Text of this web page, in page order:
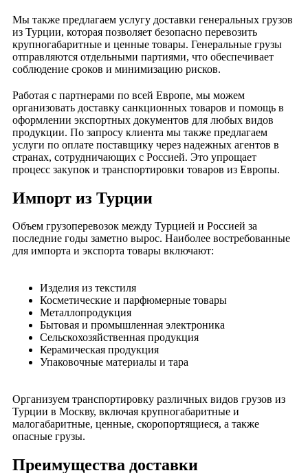
Мы также предлагаем услугу доставки генеральных грузов
из Турции, которая позволяет безопасно перевозить
крупногабаритные и ценные товары. Генеральные грузы
отправляются отдельными партиями, что обеспечивает
соблюдение сроков и минимизацию рисков.
Работая с партнерами по всей Европе, мы можем
организовать доставку санкционных товаров и помощь в
оформлении экспортных документов для любых видов
продукции. По запросу клиента мы также предлагаем
услуги по оплате поставщику через надежных агентов в
странах, сотрудничающих с Россией. Это упрощает
процесс закупок и транспортировки товаров из Европы.
Импорт из Турции
Объем грузоперевозок между Турцией и Россией за
последние годы заметно вырос. Наиболее востребованные
для импорта и экспорта товары включают:
Изделия из текстиля
Косметические и парфюмерные товары
Металлопродукция
Бытовая и промышленная электроника
Сельскохозяйственная продукция
Керамическая продукция
Упаковочные материалы и тара
Организуем транспортировку различных видов грузов из
Турции в Москву, включая крупногабаритные и
малогабаритные, ценные, скоропортящиеся, а также
опасные грузы.
Преимущества доставки